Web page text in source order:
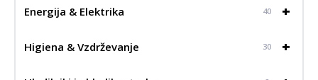
+
Energija & Elektrika 40
+
Higiena & Vzdrževanje 30